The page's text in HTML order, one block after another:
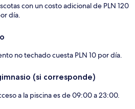
con un costo adicional de PLN 120
día.
no techado cuesta PLN 10 por día.
(si corresponde)
a la piscina es de 09:00 a 23:00.